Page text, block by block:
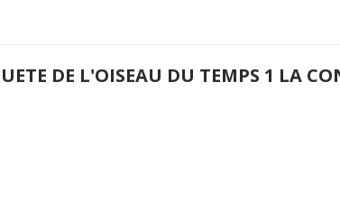
DE L'OISEAU DU TEMPS 1 LA